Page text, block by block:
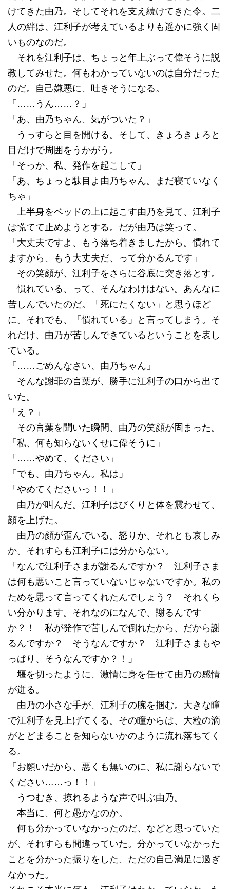
けてきた由乃。そしてそれを支え続けてきた令。二
人の絆は、江利子が考えているよりも遥かに強く固
いものなのだ。
それを江利子は、ちょっと年上ぶって偉そうに説
教してみせた。何もわかっていないのは自分だった
のだ。自己嫌悪に、吐きそうになる。
「……うん……？」
「あ、由乃ちゃん、気がついた？」
うっすらと目を開ける。そして、きょろきょろと
目だけで周囲をうかがう。
「そっか、私、発作を起こして」
「あ、ちょっと駄目よ由乃ちゃん。まだ寝ていなく
ちゃ」
上半身をベッドの上に起こす由乃を見て、江利子
は慌てて止めようとする。だが由乃は笑って。
「大丈夫ですよ、もう落ち着きましたから。慣れて
ますから、もう大丈夫だ、って分かるんです」
その笑顔が、江利子をさらに谷底に突き落とす。
慣れている、って、そんなわけはない。あんなに
苦しんでいたのだ。「死にたくない」と思うほど
に。それでも、「慣れている」と言ってしまう。そ
れだけ、由乃が苦しんできているということを表し
ている。
「……ごめんなさい、由乃ちゃん」
そんな謝罪の言葉が、勝手に江利子の口から出て
いた。
「え？」
その言葉を聞いた瞬間、由乃の笑顔が固まった。
「私、何も知らないくせに偉そうに」
「……やめて、ください」
「でも、由乃ちゃん。私は」
「やめてくださいっ！！」
由乃が叫んだ。江利子はびくりと体を震わせて、
顔を上げた。
由乃の顔が歪んでいる。怒りか、それとも哀しみ
か。それすらも江利子には分からない。
「なんで江利子さまが謝るんですか？ 江利子さま
は何も悪いこと言っていないじゃないですか。私の
ためを思って言ってくれたんでしょう？ それくら
い分かります。それなのになんで、謝るんです
か？！ 私が発作で苦しんで倒れたから、だから謝
るんですか？ そうなんですか？ 江利子さまもや
っぱり、そうなんですか？！」
堰を切ったように、激情に身を任せて由乃の感情
が迸る。
由乃の小さな手が、江利子の腕を掴む。大きな瞳
で江利子を見上げてくる。その瞳からは、大粒の滴
がとどまることを知らないかのように流れ落ちてく
る。
「お願いだから、悪くも無いのに、私に謝らないで
ください……っ！！」
うつむき、掠れるような声で叫ぶ由乃。
本当に、何と愚かなのか。
何も分かっていなかったのだ、などと思っていた
が、それすらも間違っていた。分かっていなかった
ことを分かった振りをした、ただの自己満足に過ぎ
なかった。